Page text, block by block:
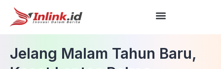
Jelang Malam Tahun Baru,